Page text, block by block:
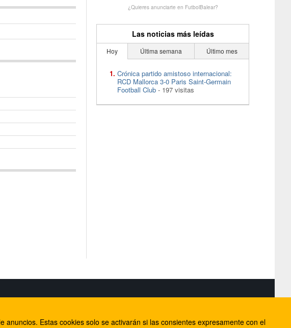
¿Quieres anunciarte en FutbolBalear?
Las noticias más leídas
Hoy Última semana Último mes
Crónica partido amistoso internacional:
RCD Mallorca 3-0 Paris Saint-Germain
Football Club - 197 visitas
Internet Rural Mallorca
Estas cookies solo se activarán si las consientes expresamente con el